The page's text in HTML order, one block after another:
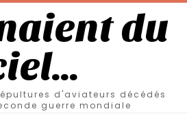
du
d'aviateurs décédés
guerre mondiale